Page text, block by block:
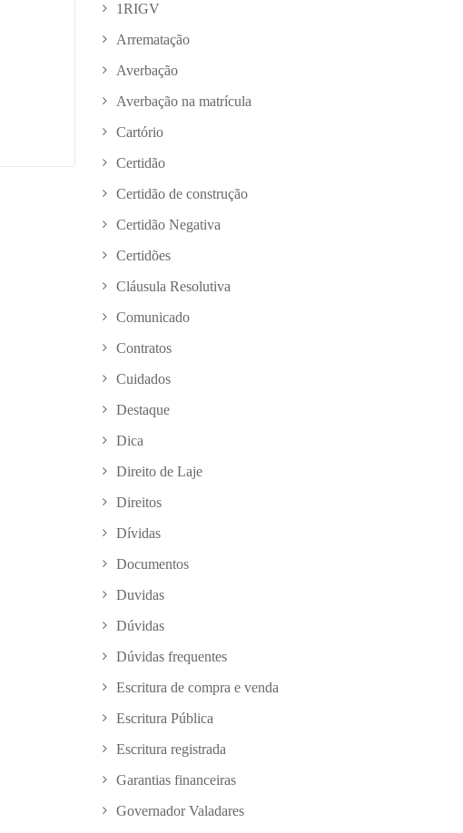
1RIGV
Arrematação
Averbação
Averbação na matrícula
Cartório
Certidão
Certidão de construção
Certidão Negativa
Certidões
Cláusula Resolutiva
Comunicado
Contratos
Cuidados
Destaque
Dica
Direito de Laje
Direitos
Dívidas
Documentos
Duvidas
Dúvidas
Dúvidas frequentes
Escritura de compra e venda
Escritura Pública
Escritura registrada
Garantias financeiras
Governador Valadares